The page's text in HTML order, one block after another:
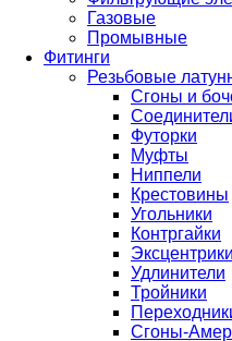
Газовые
Промывные
Фитинги
Резьбовые
Сгоны и
Футорки
Муфты
Ниппели
Крестовины
Угольники
Контргайки
Эксцентрики
Удлинители
Тройники
Сгоны-